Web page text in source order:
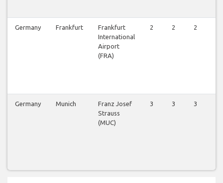
Germany Frankfurt
Frankfurt
International
Airport
(FRA)
2 2 2
Germany Munich
Franz Josef
Strauss
(MUC)
3 3 3